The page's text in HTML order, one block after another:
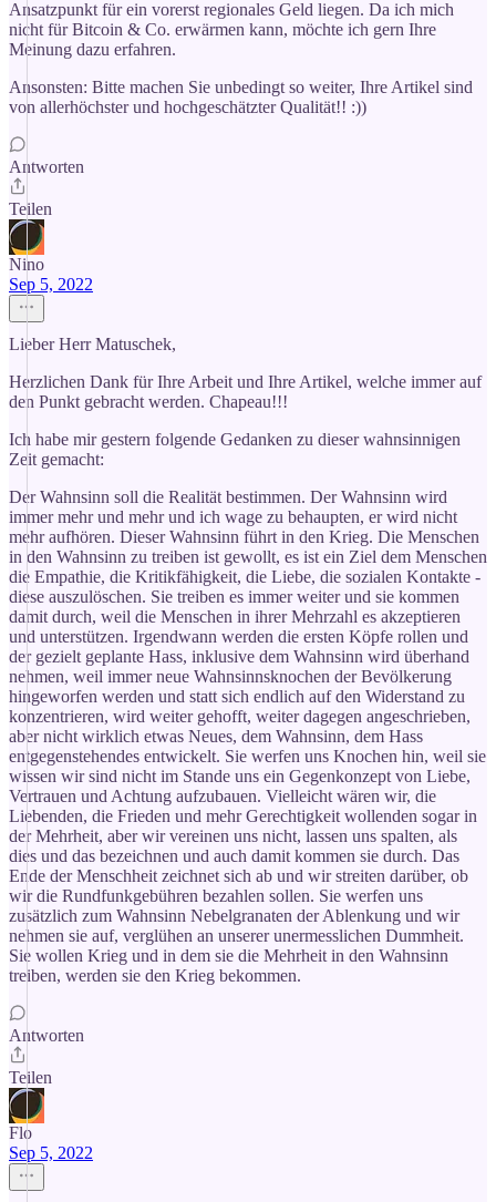
Ansatzpunkt für ein vorerst regionales Geld liegen. Da ich mich
nicht für Bitcoin & Co. erwärmen kann, möchte ich gern Ihre
Meinung dazu erfahren.
Ansonsten: Bitte machen Sie unbedingt so weiter, Ihre Artikel sind
von allerhöchster und hochgeschätzter Qualität!! :))
Antworten
Teilen
Nino
Sep 5, 2022
Lieber Herr Matuschek,
Herzlichen Dank für Ihre Arbeit und Ihre Artikel, welche immer auf
den Punkt gebracht werden. Chapeau!!!
Ich habe mir gestern folgende Gedanken zu dieser wahnsinnigen
Zeit gemacht:
Der Wahnsinn soll die Realität bestimmen. Der Wahnsinn wird
immer mehr und mehr und ich wage zu behaupten, er wird nicht
mehr aufhören. Dieser Wahnsinn führt in den Krieg. Die Menschen
in den Wahnsinn zu treiben ist gewollt, es ist ein Ziel dem Menschen
die Empathie, die Kritikfähigkeit, die Liebe, die sozialen Kontakte -
diese auszulöschen. Sie treiben es immer weiter und sie kommen
damit durch, weil die Menschen in ihrer Mehrzahl es akzeptieren
und unterstützen. Irgendwann werden die ersten Köpfe rollen und
der gezielt geplante Hass, inklusive dem Wahnsinn wird überhand
nehmen, weil immer neue Wahnsinnsknochen der Bevölkerung
hingeworfen werden und statt sich endlich auf den Widerstand zu
konzentrieren, wird weiter gehofft, weiter dagegen angeschrieben,
aber nicht wirklich etwas Neues, dem Wahnsinn, dem Hass
entgegenstehendes entwickelt. Sie werfen uns Knochen hin, weil sie
wissen wir sind nicht im Stande uns ein Gegenkonzept von Liebe,
Vertrauen und Achtung aufzubauen. Vielleicht wären wir, die
Liebenden, die Frieden und mehr Gerechtigkeit wollenden sogar in
der Mehrheit, aber wir vereinen uns nicht, lassen uns spalten, als
dies und das bezeichnen und auch damit kommen sie durch. Das
Ende der Menschheit zeichnet sich ab und wir streiten darüber, ob
wir die Rundfunkgebühren bezahlen sollen. Sie werfen uns
zusätzlich zum Wahnsinn Nebelgranaten der Ablenkung und wir
nehmen sie auf, verglühen an unserer unermesslichen Dummheit.
Sie wollen Krieg und in dem sie die Mehrheit in den Wahnsinn
treiben, werden sie den Krieg bekommen.
Antworten
Teilen
Flo
Sep 5, 2022